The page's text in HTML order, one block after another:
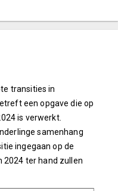
transities in
een opgave die op
is verwerkt.
samenhang
ingegaan op de
2024 ter hand zullen